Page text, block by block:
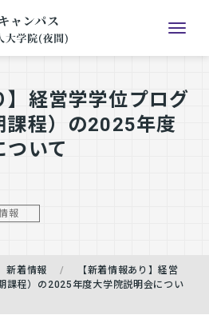
】経営学学位プログ
課程）の2025年度
ついて
報
新着情報
【新着情報あり】経営
課程）の2025年度大学院説明会につい